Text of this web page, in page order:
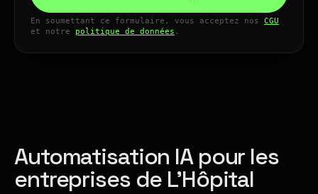
En soumettant ce formulaire, vous acceptez nos CGU
et notre politique de données .
Automatisation IA pour les
entreprises de L'Hôpital